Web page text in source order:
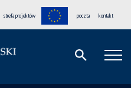
strefa projektów poczta kontakt